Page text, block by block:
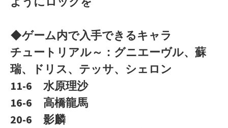
◆ゲーム内で入手できるキャラ
チュートリアル～：グニエーヴル、蘇
瑞、ドリス、テッサ、シェロン
11-6 水原理沙
16-6 高橋龍馬
20-6 影麟